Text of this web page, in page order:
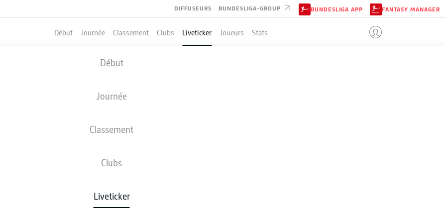
DIFFUSEURS BUNDESLIGA-GROUP BUNDESLIGA APP FANTASY MANAGER
Début Journée Classement Clubs Liveticker Joueurs Stats
Début
Journée
Classement
Clubs
Liveticker
LIVE TICKER BUNDESLIGA
2026-2027